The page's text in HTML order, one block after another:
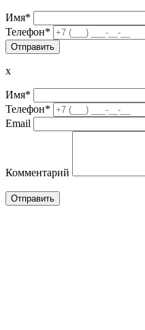
Имя*
Телефон*
x
Имя*
Телефон*
Email
Комментарий